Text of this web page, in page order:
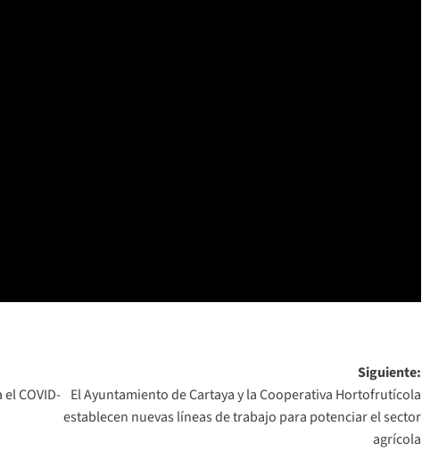
COVID-
Siguiente:
El Ayuntamiento de Cartaya y la Cooperativa Hortofrutícola
establecen nuevas líneas de trabajo para potenciar el sector
agrícola